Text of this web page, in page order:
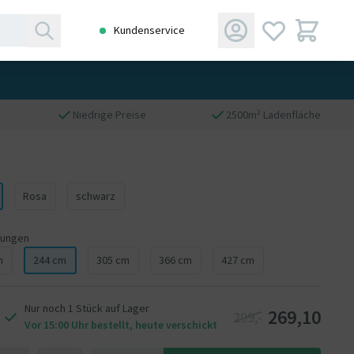
Kundenservice
Niedrige Preise 2500m² Ladenfläche
Rosa schwarz
244 cm 305 cm 366 cm 427 cm
Nur noch 1 Stück auf Lager
Vor 15:00 Uhr bestellt, heute verschickt
269,10